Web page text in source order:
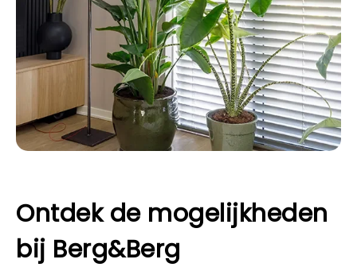
Ontdek de mogelijkheden
bij Berg&Berg